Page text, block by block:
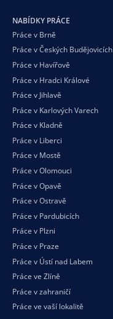
NABÍDKY PRÁCE
Práce v Brně
Práce v Českých Budějovicích
Práce v Havířově
Práce v Hradci Králové
Práce v Jihlavě
Práce v Karlových Varech
Práce v Kladně
Práce v Liberci
Práce v Mostě
Práce v Olomouci
Práce v Opavě
Práce v Ostravě
Práce v Pardubicích
Práce v Plzni
Práce v Praze
Práce v Ústí nad Labem
Práce ve Zlíně
Práce v zahraničí
Práce ve vaší lokalitě